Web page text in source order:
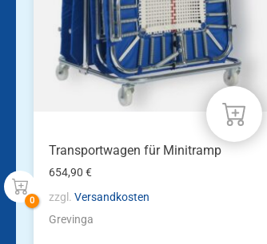
Transportwagen für Minitramp
654,90€
zzgl.Versandkosten
Grevinga